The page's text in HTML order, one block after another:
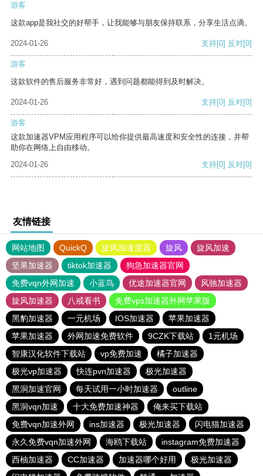
游客
这款app是我社交的好帮手，让我能够与朋友保持联系，分享生活点滴。
2024-01-26 支持[0] 反对[0]
游客
这款软件的售后服务非常好，遇到问题都能得到及时解决。
2024-01-26 支持[0] 反对[0]
游客
这款加速器VPM应用程序可以给你提供最高速度和安全性的连接，并帮
助你在网络上自由移动。
2024-01-26
支持[0] 反对[0]
友情链接
网站地图 QuickQ 旋风加速度器 旋风
旋风加速
坚果加速器
tiktok加速器
狗急加速器官网
免费vqn外网加速
小蓝鸟 优途加速器官网
风驰加速器
旋风加速器
八戒看书
免费vps加速器外网苹果版
黑豹加速器
一元机场 IOS加速器
苹果加速器
苹果加速器
外网加速免费软件 9CZK下载站
1元机场
智康汉化软件下载站
vp免费加速
橘子加速器
极光vp加速器
快连pvn加速器
极光加速器
黑洞加速官网
每天试用一小时加速器
outline
黑洞vqn加速
十大免费加速神器
俺来买下载站
免费vqn加速外网
ins加速器 极光加速器
闪电猫加速器
永久免费vqn加速外网
海鸥下载站
instagram免费加速器
西柚加速器
CC加速器 加速器哪个好用
极光加速器